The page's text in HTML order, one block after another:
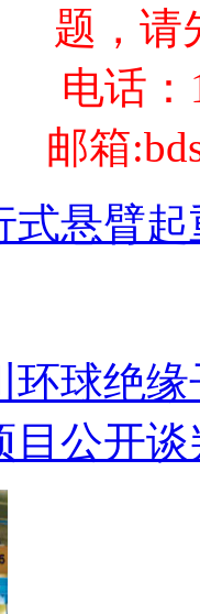
题，请
电话：
邮箱
式悬臂
环球绝
目公开